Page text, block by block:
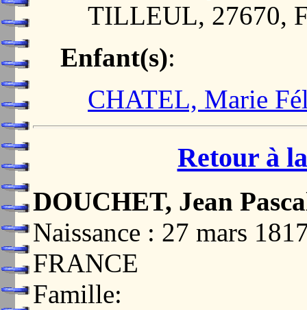
TILLEUL, 27670,
Enfant(s):
CHATEL, Marie
Retour à
DOUCHET, Jean
Naissance : 27 mars
FRANCE
Famille: